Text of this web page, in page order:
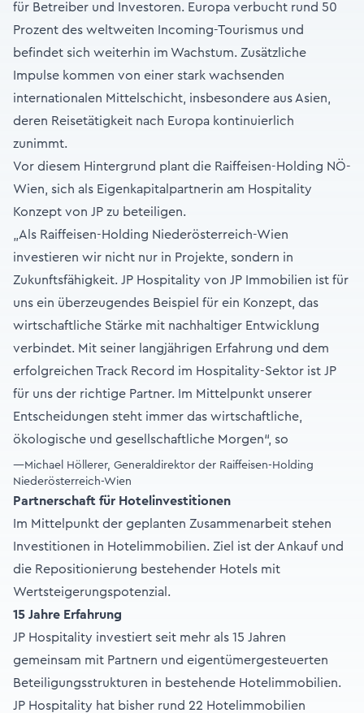
für Betreiber und Investoren. Europa verbucht rund 50
Prozent des weltweiten Incoming-Tourismus und
befindet sich weiterhin im Wachstum. Zusätzliche
Impulse kommen von einer stark wachsenden
internationalen Mittelschicht, insbesondere aus Asien,
deren Reisetätigkeit nach Europa kontinuierlich
zunimmt.
Vor diesem Hintergrund plant die Raiffeisen-Holding NÖ-
Wien, sich als Eigenkapitalpartnerin am Hospitality
Konzept von JP zu beteiligen.
„Als Raiffeisen-Holding Niederösterreich-Wien
investieren wir nicht nur in Projekte, sondern in
Zukunftsfähigkeit. JP Hospitality von JP Immobilien ist für
uns ein überzeugendes Beispiel für ein Konzept, das
wirtschaftliche Stärke mit nachhaltiger Entwicklung
verbindet. Mit seiner langjährigen Erfahrung und dem
erfolgreichen Track Record im Hospitality-Sektor ist JP
für uns der richtige Partner. Im Mittelpunkt unserer
Entscheidungen steht immer das wirtschaftliche,
ökologische und gesellschaftliche Morgen“, so
—Michael Höllerer, Generaldirektor der Raiffeisen-Holding
Niederösterreich-Wien
Partnerschaft für Hotelinvestitionen
Im Mittelpunkt der geplanten Zusammenarbeit stehen
Investitionen in Hotelimmobilien. Ziel ist der Ankauf und
die Repositionierung bestehender Hotels mit
Wertsteigerungspotenzial.
15 Jahre Erfahrung
JP Hospitality investiert seit mehr als 15 Jahren
gemeinsam mit Partnern und eigentümergesteuerten
Beteiligungsstrukturen in bestehende Hotelimmobilien.
JP Hospitality hat bisher rund 22 Hotelimmobilien